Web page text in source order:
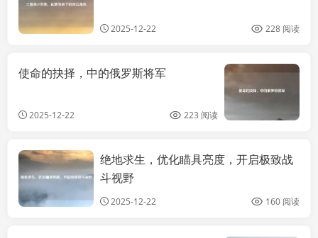
2025-12-22 228 阅读
使命的抉择，中的俄罗斯将军
2025-12-22 223 阅读
热点讯息
绝地求生，优化瞄具亮度，开启极致战
斗视野
2025-12-22 160 阅读